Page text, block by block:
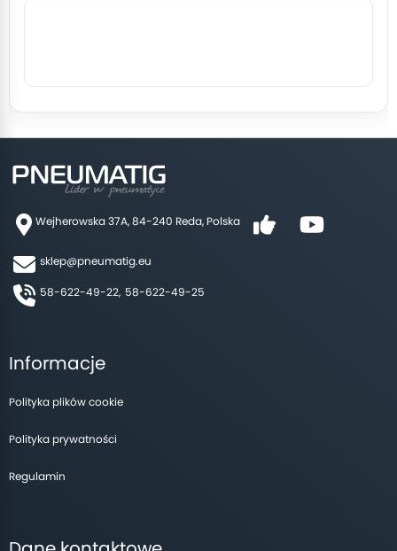
Wejherowska 37A, 84-240 Reda, Polska
sklep@pneumatig.eu
58-622-49-22, 58-622-49-25
Informacje
Polityka plików cookie
Polityka prywatności
Regulamin